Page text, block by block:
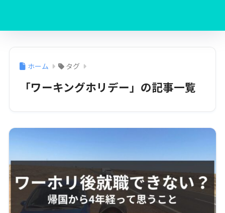
ホーム タグ
「ワーキングホリデー」の記事一覧